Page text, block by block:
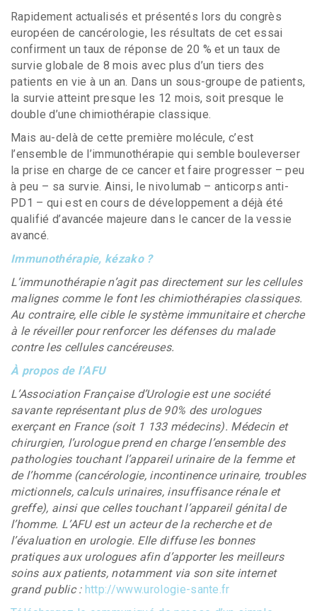
Rapidement actualisés et présentés lors du congrès
européen de cancérologie, les résultats de cet essai
confirment un taux de réponse de 20 % et un taux de
survie globale de 8 mois avec plus d’un tiers des
patients en vie à un an. Dans un sous-groupe de patients,
la survie atteint presque les 12 mois, soit presque le
double d’une chimiothérapie classique.
Mais au-delà de cette première molécule, c’est
l’ensemble de l’immunothérapie qui semble bouleverser
la prise en charge de ce cancer et faire progresser – peu
à peu – sa survie. Ainsi, le nivolumab – anticorps anti-
PD1 – qui est en cours de développement a déjà été
qualifié d’avancée majeure dans le cancer de la vessie
avancé.
Immunothérapie, kézako ?
L’immunothérapie n’agit pas directement sur les cellules
malignes comme le font les chimiothérapies classiques.
Au contraire, elle cible le système immunitaire et cherche
à le réveiller pour renforcer les défenses du malade
contre les cellules cancéreuses.
À propos de l’AFU
L’Association Française d’Urologie est une société
savante représentant plus de 90% des urologues
exerçant en France (soit 1 133 médecins). Médecin et
chirurgien, l’urologue prend en charge l’ensemble des
pathologies touchant l’appareil urinaire de la femme et
de l’homme (cancérologie, incontinence urinaire, troubles
mictionnels, calculs urinaires, insuffisance rénale et
greffe), ainsi que celles touchant l’appareil génital de
l’homme. L’AFU est un acteur de la recherche et de
l’évaluation en urologie. Elle diffuse les bonnes
pratiques aux urologues afin d’apporter les meilleurs
soins aux patients, notamment via son site internet
grand public : http://www.urologie-sante.fr